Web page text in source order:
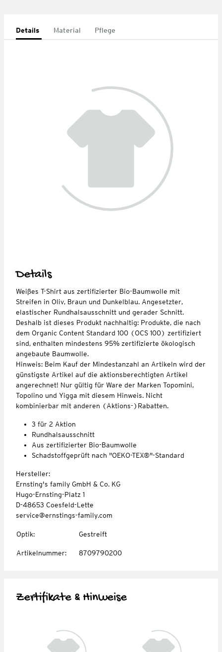
Details Material Pflege
Details
Weißes T-Shirt aus zertifizierter Bio-Baumwolle mit
Streifen in Oliv, Braun und Dunkelblau. Angesetzter,
elastischer Rundhalsausschnitt und gerader Schnitt.
Deshalb ist dieses Produkt nachhaltig: Produkte, die nach
dem Organic Content Standard 100 (OCS 100) zertifiziert
sind, enthalten mindestens 95% zertifizierte ökologisch
angebaute Baumwolle.
Hinweis: Beim Kauf der Mindestanzahl an Artikeln wird der
günstigste Artikel auf die aktionsberechtigten Artikel
angerechnet! Nur gültig für Ware der Marken Topomini,
Topolino und Yigga mit diesem Hinweis. Nicht
kombinierbar mit anderen (Aktions-)Rabatten.
3 für 2 Aktion
Rundhalsausschnitt
Aus zertifizierter Bio-Baumwolle
Schadstoffgeprüft nach "OEKO-TEX®"-Standard
Hersteller:
Ernsting's family GmbH & Co. KG
Hugo-Ernsting-Platz 1
D-48653 Coesfeld-Lette
service@ernstings-family.com
Optik: Gestreift
Artikelnummer: 8709790200
Zertifikate & Hinweise